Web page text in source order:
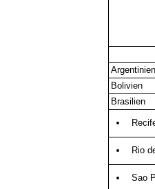
Argentinien
Bolivien
Brasilien
Rio
Sao